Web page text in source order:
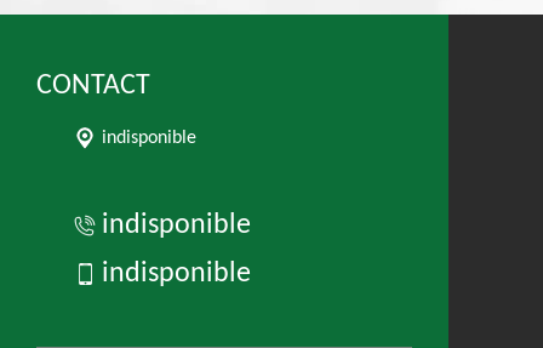
CONTACT
indisponible
indisponible
indisponible